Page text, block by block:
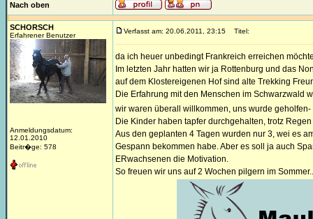
Nach oben
SCHORSCH
Erfahrener Benutzer
Anmeldungsdatum:
12.01.2010
Beitr�ge: 578
Verfasst am: 20.06.2011, 23:15 Titel:
da ich heuer unbedingt Frankreich erreichen
Im letzten Jahr hatten wir ja Rottenburg und das
auf dem Klostereigenen Hof sind alte Trekking
Die Erfahrung mit den Menschen im Schwarzwald
wir waren überall willkommen, uns wurde
Die Kinder haben tapfer durchgehalten, trotz
Aus den geplanten 4 Tagen wurden nur 3, wei es
Gespann bekommen habe. Aber es soll ja auch
ERwachsenen die Motivation.
So freuen wir uns auf 2 Wochen pilgern im